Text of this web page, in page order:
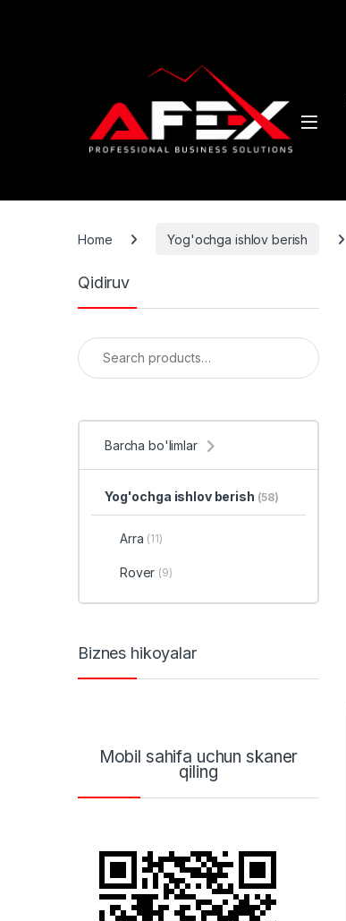
Home Yog'ochga ishlov berish
Qidiruv
Search for:
Barcha bo'limlar
Yog'ochga ishlov berish (58)
Arra (11)
Rover (9)
Biznes hikoyalar
Mobil sahifa uchun skaner
qiling